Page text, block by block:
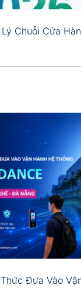
Lý Chuỗi Cửa
Đưa Vào